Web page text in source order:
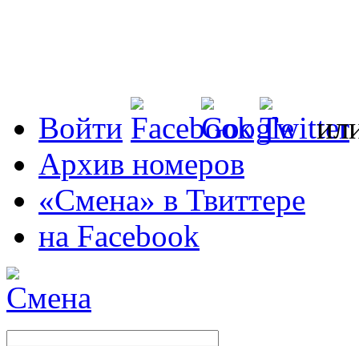
Войти
Архив номеров
«Смена» в Твиттере
на Facebook